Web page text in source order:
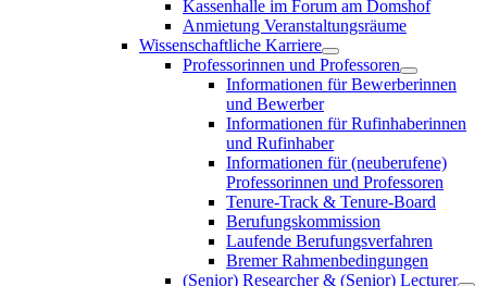
Kassenhalle im Forum am Domshof
Anmietung Veranstaltungsräume
Wissenschaftliche Karriere
Professorinnen und Professoren
Informationen für Bewerberinnen
und Bewerber
Informationen für Rufinhaberinnen
und Rufinhaber
Informationen für (neuberufene)
Professorinnen und Professoren
Tenure-Track & Tenure-Board
Berufungskommission
Laufende Berufungsverfahren
Bremer Rahmenbedingungen
(Senior) Researcher & (Senior) Lecturer